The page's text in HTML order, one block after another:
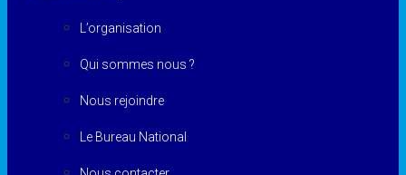
L’organisation
Qui sommes nous ?
Nous rejoindre
Le Bureau National